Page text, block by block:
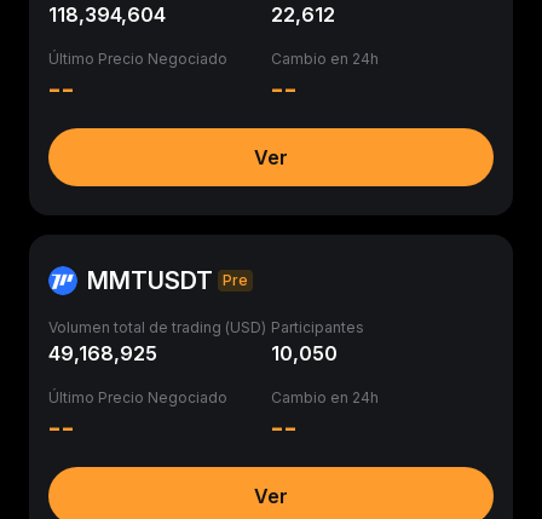
118,394,604 22,612
Último Precio Negociado
--
Cambio en 24h
--
Ver
MMTUSDT Pre
Volumen total de trading (USD)
49,168,925
Participantes
10,050
Último Precio Negociado
--
Cambio en 24h
--
Ver